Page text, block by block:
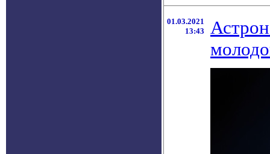
01.03.2021
13:43